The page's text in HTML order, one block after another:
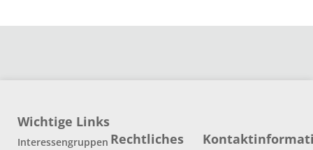
Wichtige Links
Interessengruppen Rechtliches